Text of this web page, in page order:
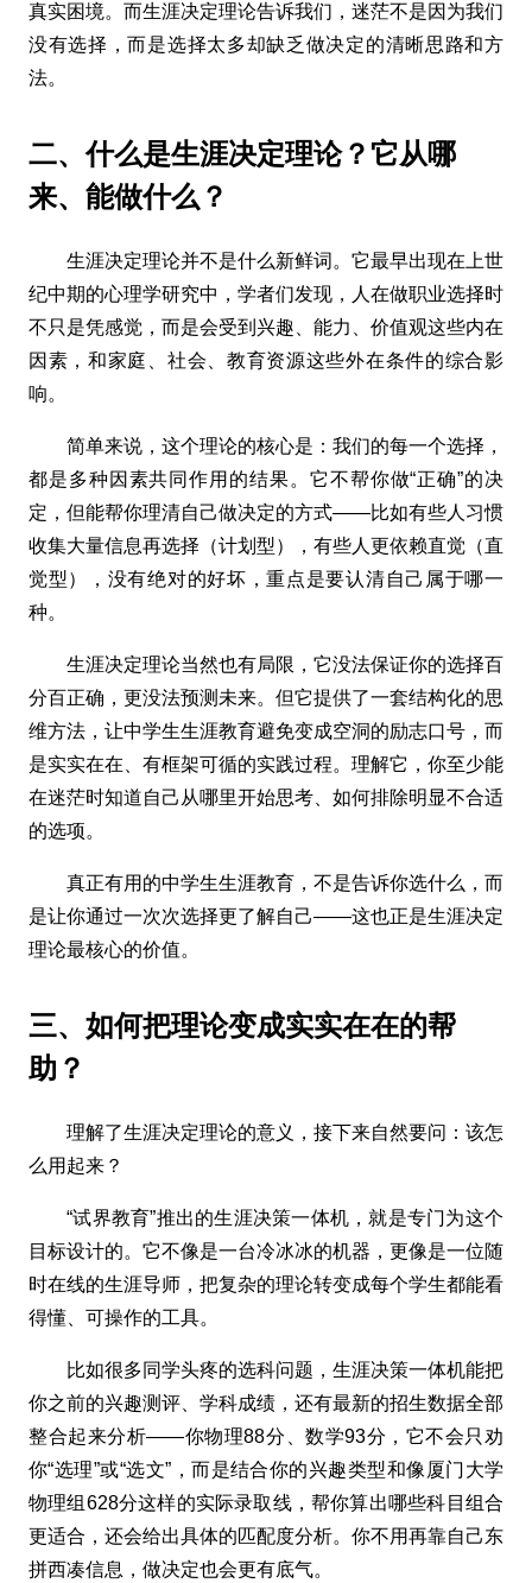
真实困境。而生涯决定理论告诉我们，迷茫不是因为我们
没有选择，而是选择太多却缺乏做决定的清晰思路和方
法。
二、什么是生涯决定理论？它从哪
来、能做什么？
生涯决定理论并不是什么新鲜词。它最早出现在上世
纪中期的心理学研究中，学者们发现，人在做职业选择时
不只是凭感觉，而是会受到兴趣、能力、价值观这些内在
因素，和家庭、社会、教育资源这些外在条件的综合影
响。
简单来说，这个理论的核心是：我们的每一个选择，
都是多种因素共同作用的结果。它不帮你做“正确”的决
定，但能帮你理清自己做决定的方式——比如有些人习惯
收集大量信息再选择（计划型），有些人更依赖直觉（直
觉型），没有绝对的好坏，重点是要认清自己属于哪一
种。
生涯决定理论当然也有局限，它没法保证你的选择百
分百正确，更没法预测未来。但它提供了一套结构化的思
维方法，让中学生生涯教育避免变成空洞的励志口号，而
是实实在在、有框架可循的实践过程。理解它，你至少能
在迷茫时知道自己从哪里开始思考、如何排除明显不合适
的选项。
真正有用的中学生生涯教育，不是告诉你选什么，而
是让你通过一次次选择更了解自己——这也正是生涯决定
理论最核心的价值。
三、如何把理论变成实实在在的帮
助？
理解了生涯决定理论的意义，接下来自然要问：该怎
么用起来？
“试界教育”推出的生涯决策一体机，就是专门为这个
目标设计的。它不像是一台冷冰冰的机器，更像是一位随
时在线的生涯导师，把复杂的理论转变成每个学生都能看
得懂、可操作的工具。
比如很多同学头疼的选科问题，生涯决策一体机能把
你之前的兴趣测评、学科成绩，还有最新的招生数据全部
整合起来分析——你物理88分、数学93分，它不会只劝
你“选理”或“选文”，而是结合你的兴趣类型和像厦门大学
物理组628分这样的实际录取线，帮你算出哪些科目组合
更适合，还会给出具体的匹配度分析。你不用再靠自己东
拼西凑信息，做决定也会更有底气。